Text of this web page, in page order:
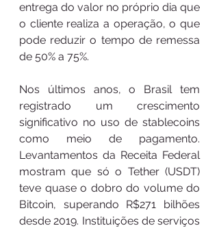
entrega do valor no próprio dia que
o cliente realiza a operação, o que
pode reduzir o tempo de remessa
de 50% a 75%.
Nos últimos anos, o Brasil tem
registrado um crescimento
significativo no uso de stablecoins
como meio de pagamento.
Levantamentos da Receita Federal
mostram que só o Tether (USDT)
teve quase o dobro do volume do
Bitcoin, superando R$271 bilhões
desde 2019. Instituições de serviços